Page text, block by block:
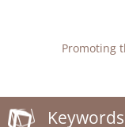
Promoting
Keywords